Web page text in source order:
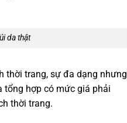
da thật
thời trang, sự đa dạng nhưng
tổng hợp có mức giá phải
thời trang.